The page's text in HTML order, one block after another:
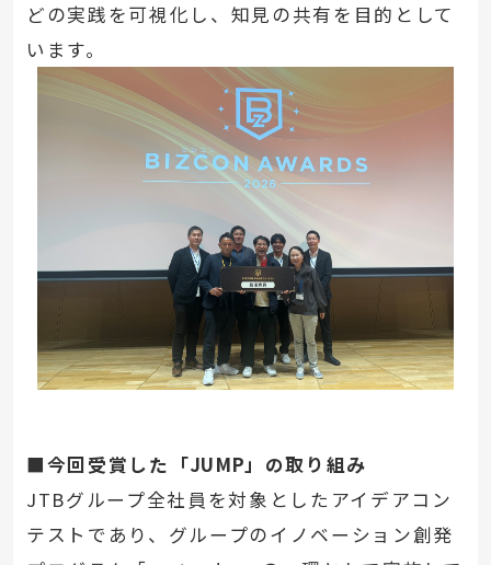
どの実践を可視化し、知見の共有を目的として
います。
■今回受賞した「JUMP」の取り組み
JTBグループ全社員を対象としたアイデアコン
テストであり、グループのイノベーション創発